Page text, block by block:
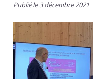
Publié le 3 décembre 2021